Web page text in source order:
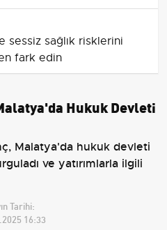
sessiz sağlık risklerini
fark edin
Hukuk Devleti
Malatya'da hukuk devleti
ve yatırımlarla ilgili
Tarihi:
16:33